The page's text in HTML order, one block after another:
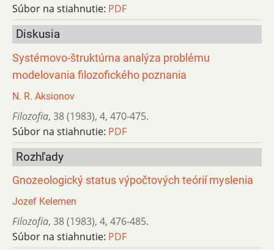
Súbor na stiahnutie: PDF
Diskusia
Systémovo-štruktúrna analýza problému
modelovania filozofického poznania
N. R. Aksionov
Filozofia, 38 (1983), 4, 470-475.
Súbor na stiahnutie: PDF
Rozhľady
Gnozeologický status výpočtových teórií myslenia
Jozef Kelemen
Filozofia, 38 (1983), 4, 476-485.
Súbor na stiahnutie: PDF